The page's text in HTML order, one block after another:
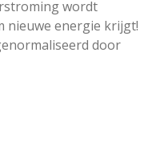
wordt
nieuwe energie krijgt!
door